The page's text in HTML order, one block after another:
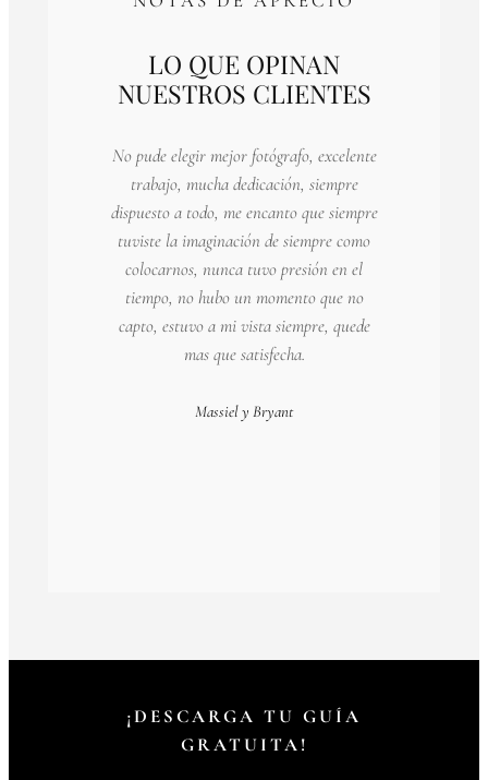
LO QUE OPINAN
NUESTROS CLIENTES
No pude elegir mejor fotógrafo, excelente
trabajo, mucha dedicación, siempre
dispuesto a todo, me encanto que siempre
tuviste la imaginación de siempre como
colocarnos, nunca tuvo presión en el
tiempo, no hubo un momento que no
capto, estuvo a mi vista siempre, quede
mas que satisfecha.
Massiel y Bryant
¡DESCARGA TU GUÍA
GRATUITA!